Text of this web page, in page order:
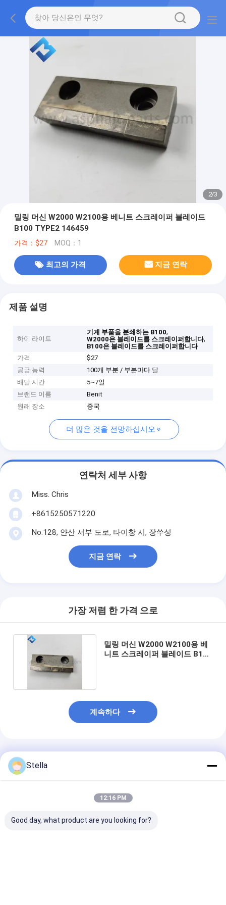
2/3
밀링 머신 W2000 W2100용 베니트 스크레이퍼 블레이드
B100 TYPE2 146459
가격：$27 MOQ：1
최고의 가격 지금 연락
제품 설명
하이 라이트
기계 부품을 분쇄하는 B100,
W2000은 블레이드를 스크레이퍼합니다,
B100은 블레이드를 스크레이퍼합니다
가격
$27
공급 능력
100개 부분 / 부분마다 달
배달 시간
5~7일
브랜드 이름
Benit
원래 장소
중국
더 많은 것을 전망하십시오
연락처 세부 사항
Miss. Chris
+8615250571220
No.128, 얀산 서부 도로, 타이창 시, 장쑤성
지금 연락
가장 저렴 한 가격 으로
밀링 머신 W2000 W2100용 베
니트 스크레이퍼 블레이드 B100
계속하다
추천된 제품
Stella
12:16 PM
Good day, what product are you looking for?